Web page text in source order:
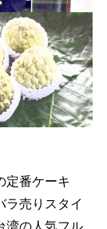
定番ケーキ
ラ売りスタイ
湾の人気フル